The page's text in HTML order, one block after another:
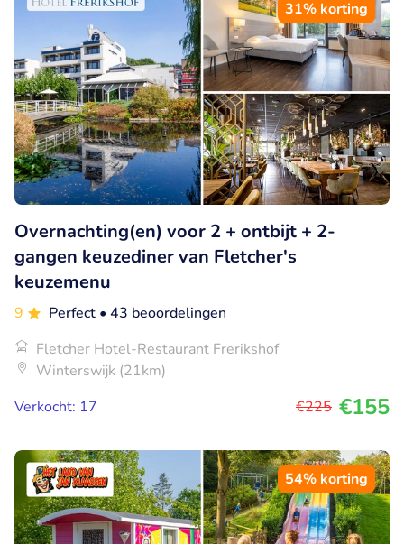
31% korting
Overnachting(en) voor 2 + ontbijt + 2-
gangen keuzediner van Fletcher's
keuzemenu
9 Perfect • 43 beoordelingen
Fletcher Hotel-Restaurant Frerikshof
Winterswijk (21km)
Verkocht: 17
€225 €155
54% korting